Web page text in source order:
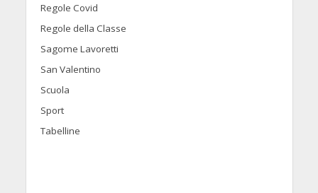
Regole Covid
Regole della Classe
Sagome Lavoretti
San Valentino
Scuola
Sport
Tabelline